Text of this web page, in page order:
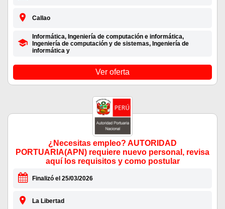
Callao
Informática, Ingeniería de computación e informática,
Ingeniería de computación y de sistemas, Ingeniería de
informática y
Ver oferta
¿Necesitas empleo? AUTORIDAD
PORTUARIA(APN) requiere nuevo personal, revisa
aquí los requisitos y como postular
Finalizó el 25/03/2026
La Libertad